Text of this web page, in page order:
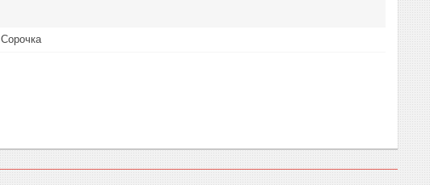
Сорочка